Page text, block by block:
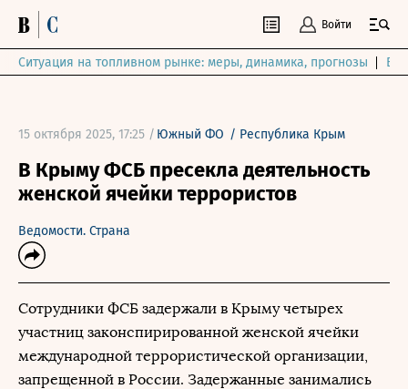
Войти
Ситуация на топливном рынке: меры, динамика, прогнозы
15 октября 2025, 17:25 / Южный ФО / Республика Крым
В Крыму ФСБ пресекла деятельность
женской ячейки террористов
Ведомости. Страна
Сотрудники ФСБ задержали в Крыму четырех
участниц законспирированной женской ячейки
международной террористической организации,
запрещенной в России. Задержанные занимались